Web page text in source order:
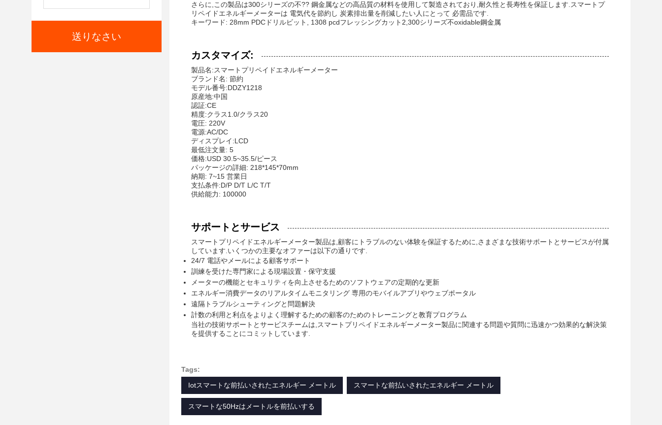
送りなさい
さらに,この製品は300シリーズの不?? 鋼金属などの高品質の材料を使用して製造されており,耐久性と長寿性を保証します.スマートプ
リペイドエネルギーメーターは 電気代を節約し 炭素排出量を削減したい人にとって 必需品です.
キーワード: 28mm PDCドリルビット, 1308 pcdフレッシングカット2,300シリーズ不oxidable鋼金属
カスタマイズ:
製品名:スマートプリペイドエネルギーメーター
ブランド名: 節約
モデル番号:DDZY1218
原産地:中国
認証:CE
精度:クラス1.0/クラス20
電圧: 220V
電源:AC/DC
ディスプレイ:LCD
最低注文量: 5
価格:USD 30.5~35.5/ピース
パッケージの詳細: 218*145*70mm
納期: 7~15 営業日
支払条件:D/P D/T L/C T/T
供給能力: 100000
サポートとサービス
スマートプリペイドエネルギーメーター製品は,顧客にトラブルのない体験を保証するために,さまざまな技術サポートとサービスが付属
しています.いくつかの主要なオファーは以下の通りです.
24/7 電話やメールによる顧客サポート
訓練を受けた専門家による現場設置・保守支援
メーターの機能とセキュリティを向上させるためのソフトウェアの定期的な更新
エネルギー消費データのリアルタイムモニタリング 専用のモバイルアプリやウェブポータル
遠隔トラブルシューティングと問題解決
計数の利用と利点をよりよく理解するための顧客のためのトレーニングと教育プログラム
当社の技術サポートとサービスチームは,スマートプリペイドエネルギーメーター製品に関連する問題や質問に迅速かつ効果的な解決策
を提供することにコミットしています.
Tags:
Iotスマートな前払いされたエネルギー メートル
スマートな前払いされたエネルギー メートル
スマートな50Hzはメートルを前払いする